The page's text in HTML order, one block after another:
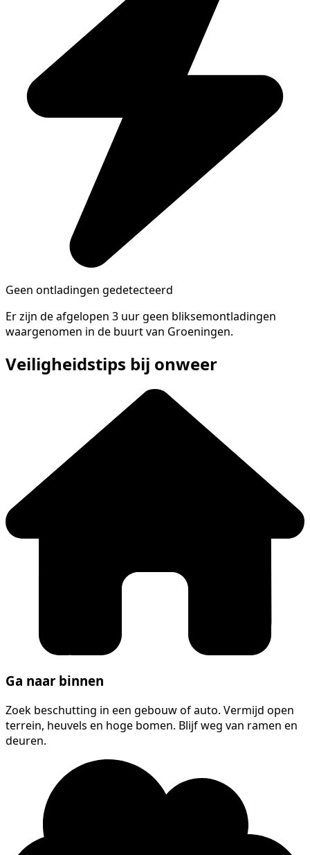
Geen ontladingen gedetecteerd
Er zijn de afgelopen 3 uur geen bliksemontladingen
waargenomen in de buurt van Groeningen.
Veiligheidstips bij onweer
Ga naar binnen
Zoek beschutting in een gebouw of auto. Vermijd open
terrein, heuvels en hoge bomen. Blijf weg van ramen en
deuren.